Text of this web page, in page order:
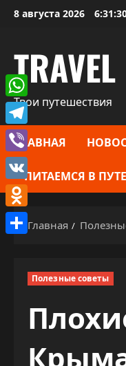
Перейти
8 августа 2026
TRAVEL
Твои путешествия
ГЛАВНАЯ
ПИТАЕМСЯ В
Главная
Полезные советы
WhatsApp
Telegram
Viber
VK
Odnoklassniki